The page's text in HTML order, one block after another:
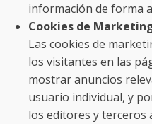
información de forma
Cookies de
Las cookies de
los visitantes en las
mostrar anuncios
usuario individual, y
los editores y terceros